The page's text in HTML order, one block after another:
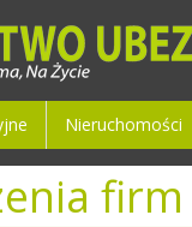
Nieruchomości
firm